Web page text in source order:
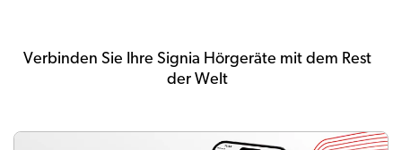
Verbinden Sie Ihre Signia Hörgeräte mit dem Rest
der Welt